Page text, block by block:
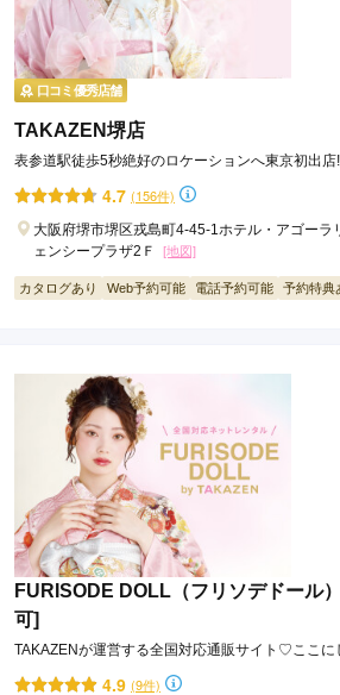
大人として最初の記念日に色褪せることの
オシャレな装いを素敵なアルバムに残すこ
TAKAZENが提案する新しいサービスです。
TAKAZEN全商品から選べるTAKAZENの前
商品撮影OK！店内600点以上の振袖からご
す。
帯や小物のアレンジも自由で総額200万円
トータルコーディネートも可能！
口コミ優秀店舗
TAKAZEN堺店
表参道駅徒歩5秒絶好のロケーションへ東京初出
49年信用と実績をモットーに
4.7 (156件)
大阪府堺市堺区戎島町4-45-1ホテル・アゴーラ
ェンシープラザ2Ｆ
[地図]
カタログあり Web予約可能 電話予約可能 予約特典
FURISODE DOLL（フリソデドール
可]
TAKAZENが運営する全国対応通販サイト♡ここに
ハタチのストーリーの始まり
4.9 (9件)